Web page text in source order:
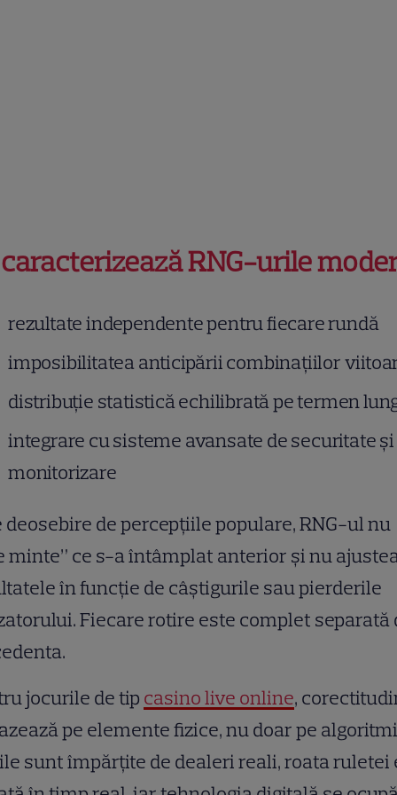
RNG-urile
rezultate independente pentru fiecare rundă
imposibilitatea anticipării combinațiilor
distribuție statistică echilibrată pe termen
integrare cu sisteme avansate de securitate și
monitorizare
deosebire de percepțiile populare, RNG-ul nu
minte” ce s-a întâmplat anterior și nu
în funcție de câștigurile sau pierderile
Fiecare rotire este complet separată
jocurile de tip casino live online,
pe elemente fizice, nu doar pe
sunt împărțite de dealeri reali, roata ruletei